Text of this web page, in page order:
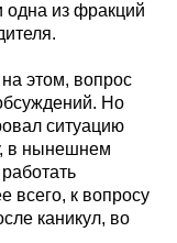
одна из фракций
этом, вопрос
Но
ситуацию
в нынешнем
всего, к вопросу
каникул, во